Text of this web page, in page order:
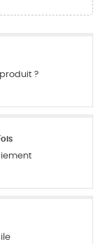
?